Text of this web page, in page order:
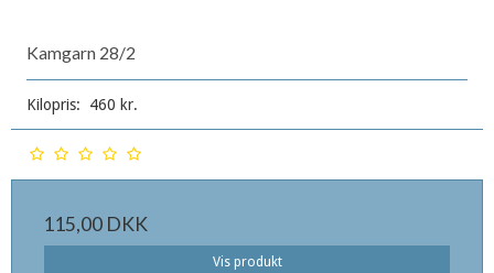
Kamgarn 28/2
Kilopris: 460 kr.
115,00 DKK
Vis produkt